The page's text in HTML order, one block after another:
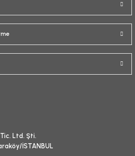
Ltd. Şti.
İSTANBUL